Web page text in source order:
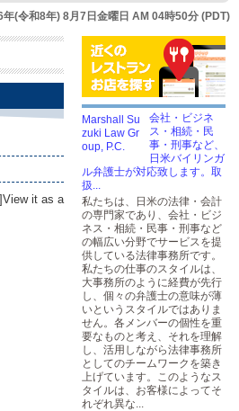
年(令和8年) 8月7日金曜日 AM 04時50分 (PDT)
]View it as a
会社・ビジネ
ス・相続・民
事・刑事など、
日米バイリンガ
ル弁護士が対応致します。取
扱...
私たちは、日米の法律・会計
の専門家であり、会社・ビジ
ネス・相続・民事・刑事など
の幅広い分野でサービスを提
供している法律事務所です。
私たちの仕事のスタイルは、
大事務所のように経費が先行
し、個々の弁護士の意味が薄
いというスタイルではありま
せん。各メンバーの個性を重
要なものと考え、それを理解
し、活用しながら法律事務所
としてのチームワークを築き
上げています。このようなス
タイルは、お客様によってそ
れぞれ異な...